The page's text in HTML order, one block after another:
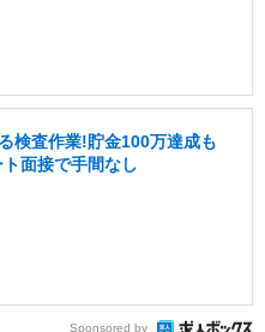
検査作業!貯金100万達成も
面接で手間なし
Sponsored by